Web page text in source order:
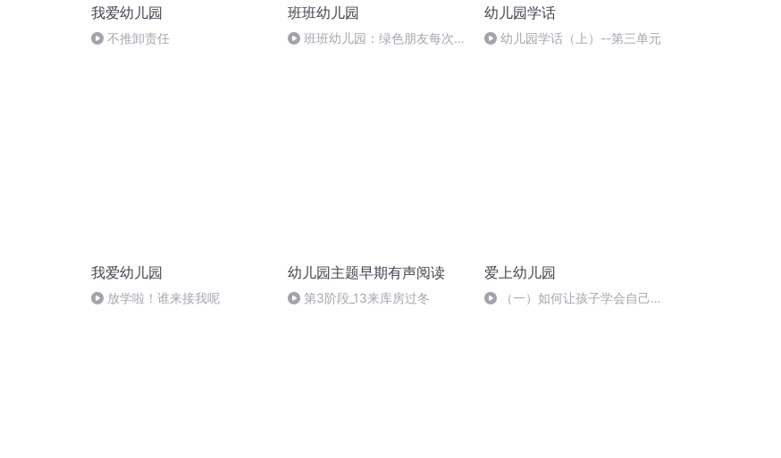
我爱幼儿园
不推卸责任
班班幼儿园
班班幼儿园：绿色朋友每次考
幼儿园学话
幼儿园学话（上）--第三单元
我爱幼儿园
放学啦！谁来接我呢
幼儿园主题早期有声阅读
第3阶段_13来库房过冬
爱上幼儿园
（一）如何让孩子学会自己吃